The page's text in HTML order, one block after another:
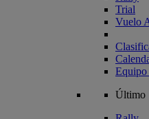
Trial
Vuelo
Equipo
Último